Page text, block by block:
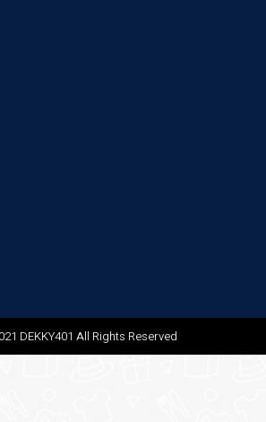
DEKKY401 All Rights Reserved